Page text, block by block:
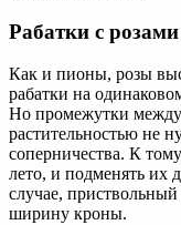
Рабатки с розами
Как и пионы, розы
рабатки на
Но промежутки между
растительностью не
соперничества. К
лето, и подменять их
случае,
ширину кроны.